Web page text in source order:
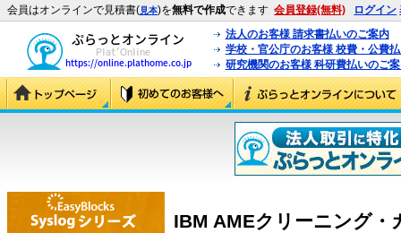
会員はオンラインで見積書(見本)を無料で作成できます 会員登録(無料) ログイン
法人のお客様 請求書払いのご案内
学校・官公庁のお客様 校費・公費
研究機関のお客様 科研費払いのご
IBM AMEクリーニング・